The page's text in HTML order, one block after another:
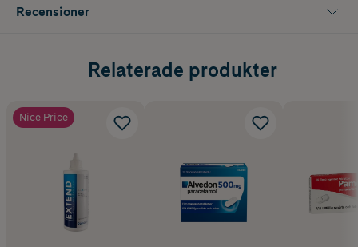
Recensioner
Relaterade produkter
Nice Price